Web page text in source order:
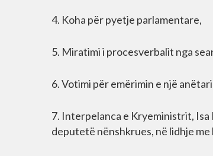
4. Koha për pyetje parlamentare,
5. Miratimi i procesverbalit nga
6. Votimi për emërimin e një
7. Interpelanca e Kryeministrit,
deputetë nënshkrues, në lidhje